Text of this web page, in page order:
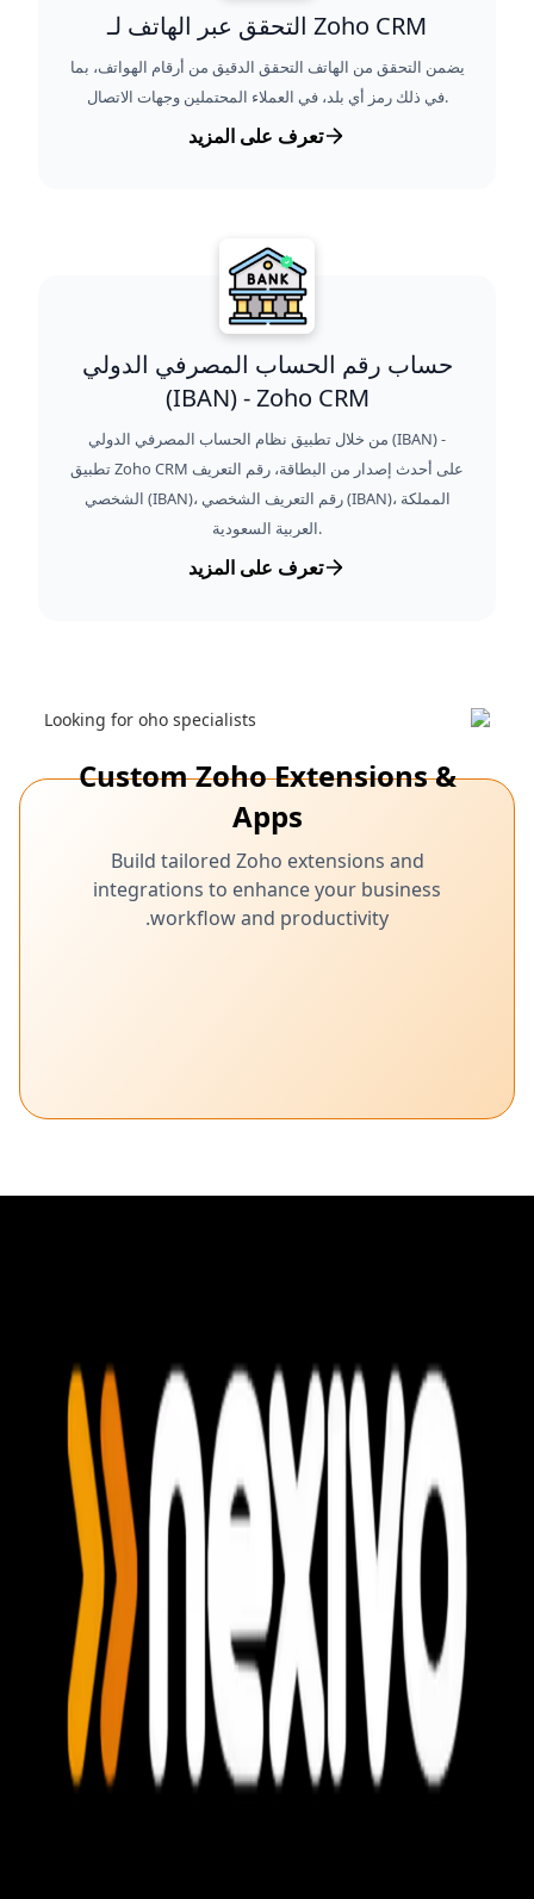
التحقق عبر الهاتف لـ Zoho CRM
يضمن التحقق من الهاتف التحقق الدقيق من أرقام الهواتف، بما
في ذلك رمز أي بلد، في العملاء المحتملين وجهات الاتصال.
تعرف على المزيد
حساب رقم الحساب المصرفي الدولي
(IBAN) - Zoho CRM
من خلال تطبيق نظام الحساب المصرفي الدولي (IBAN) -
تطبيق Zoho CRM على أحدث إصدار من البطاقة، رقم التعريف
الشخصي (IBAN)، رقم التعريف الشخصي (IBAN)، المملكة
العربية السعودية.
تعرف على المزيد
Custom Zoho Extensions &
Apps
Build tailored Zoho extensions and
integrations to enhance your business
workflow and productivity.